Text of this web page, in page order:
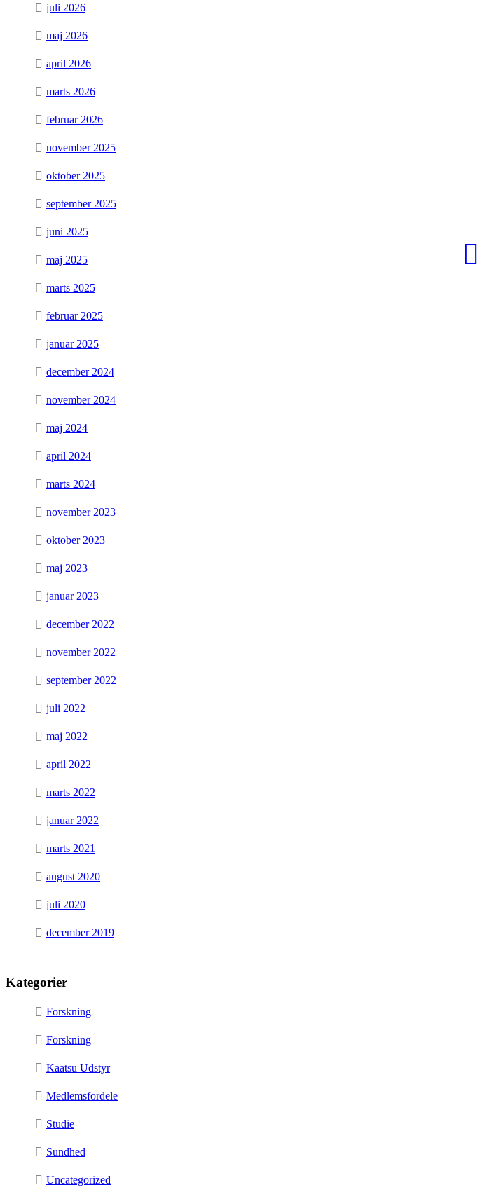
juli 2026
maj 2026
april 2026
marts 2026
februar 2026
november 2025
oktober 2025
september 2025
juni 2025
maj 2025
marts 2025
februar 2025
januar 2025
december 2024
november 2024
maj 2024
april 2024
marts 2024
november 2023
oktober 2023
maj 2023
januar 2023
december 2022
november 2022
september 2022
juli 2022
maj 2022
april 2022
marts 2022
januar 2022
marts 2021
august 2020
juli 2020
december 2019
Kategorier
Forskning
Forskning
Kaatsu Udstyr
Medlemsfordele
Studie
Sundhed
Uncategorized